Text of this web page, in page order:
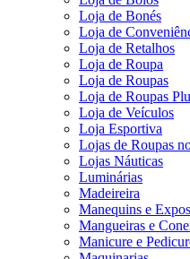
Loja de Bonés
Loja de
Loja de Retalhos
Loja de Roupa
Loja de Roupas
Loja de Roupas
Loja de Veículos
Loja Esportiva
Lojas de Roupas
Lojas Náuticas
Luminárias
Madeireira
Manequins e
Mangueiras e
Manicure e